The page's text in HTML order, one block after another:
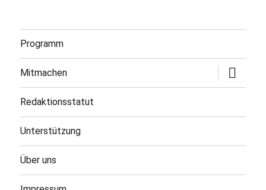
Programm
Mitmachen
öffnen
Redaktionsstatut
Unterstützung
Über uns